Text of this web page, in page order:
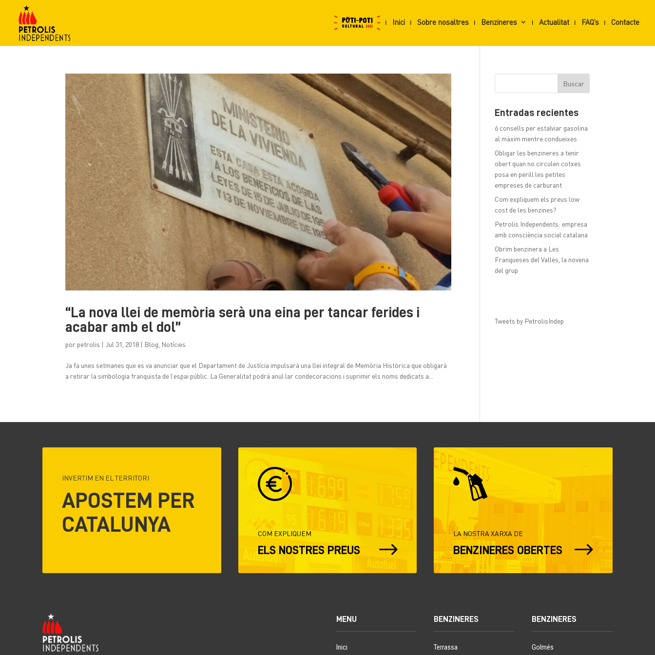
Inici Sobre nosaltres Benzineres Actualitat FAQ’s Contacte
“La nova llei de memòria serà una eina per tancar ferides i
acabar amb el dol”
por petrolis | Jul 31, 2018 | Blog Notícies
Ja fa unes setmanes que es va anunciar que el Departament de Justícia impulsarà una llei integral de Memòria Històrica que obligarà
a retirar la simbologia franquista de l’espai públic. La Generalitat podrà anul·lar condecoracions i suprimir els noms dedicats a...
Entradas recientes
6 consells per estalviar gasolina
al màxim mentre condueixes
Obligar les benzineres a tenir
obert quan no circulen cotxes
posa en perill les petites
empreses de carburant
Com expliquem els preus low
cost de les benzines?
Petrolis Independents: empresa
amb consciència social catalana
Obrim benzinera a Les
Franqueses del Vallès, la novena
del grup
Tweets by PetrolisIndep
INVERTIM EN EL TERRITORI
APOSTEM PER
CATALUNYA
COM EXPLIQUEM
ELS NOSTRES PREUS $
LA NOSTRA XARXA DE
BENZINERES OBERTES $
MENU
Inici
BENZINERES
Terrassa
BENZINERES
Golmés